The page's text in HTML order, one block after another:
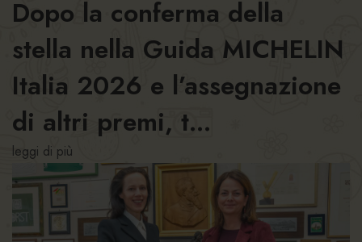
Dopo la conferma della
stella nella Guida MICHELIN
Italia 2026 e l’assegnazione
di altri premi, t...
leggi di più